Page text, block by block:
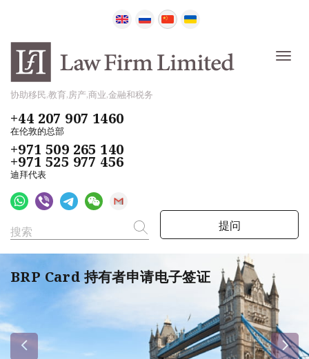
协助移民,教育,房产,商业,金融和税务
+44 207 907 1460
在伦敦的总部
+971 509 265 140
+971 525 977 456
迪拜代表
提问
BRP Card 持有者申请电子签证